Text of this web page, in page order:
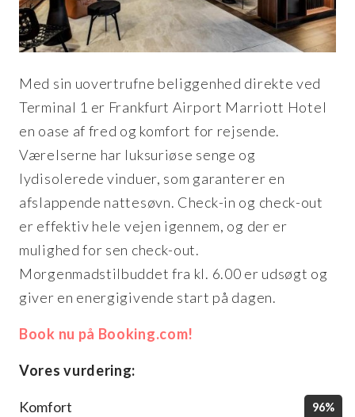
Med sin uovertrufne beliggenhed direkte ved
Terminal 1 er Frankfurt Airport Marriott Hotel
en oase af fred og komfort for rejsende.
Værelserne har luksuriøse senge og
lydisolerede vinduer, som garanterer en
afslappende nattesøvn. Check-in og check-out
er effektiv hele vejen igennem, og der er
mulighed for sen check-out.
Morgenmadstilbuddet fra kl. 6.00 er udsøgt og
giver en energigivende start på dagen.
Book nu på Booking.com!
Vores vurdering:
Komfort 96%